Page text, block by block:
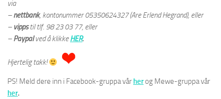
via
–nettbank, kontonummer 05350624327 (Are Erlend Hegrand), eller
– vippstil tlf. 98 23 03 77, eller
–Paypalved å klikkeHER.
Hjertelig takk!
PS! Meld dere inn i Facebook-gruppa vår herog Mewe-gruppa vår
her.